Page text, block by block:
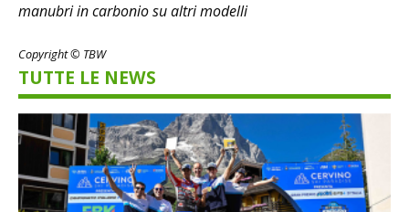
manubri in carbonio su altri modelli
Copyright © TBW
TUTTE LE NEWS